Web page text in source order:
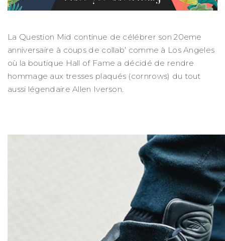
La Question Mid continue de célébrer son 20eme
anniversaire à coups de collab’ comme à Los Angeles
où la boutique Hall of Fame a décidé de rendre
hommage aux tresses plaqués (cornrows) du tout
aussi légendaire Allen Iverson.